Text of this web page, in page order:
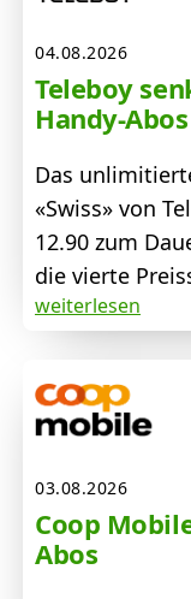
04.08.2026
Teleboy
Handy-
Das
«Swiss» von
12.90 zum
die vierte
weiterlesen
03.08.2026
Coop
Abos